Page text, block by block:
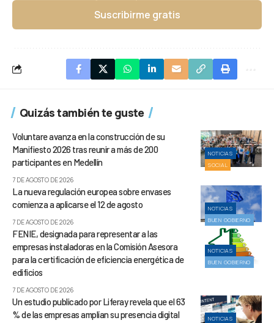
Suscribirme gratis
Quizás también te guste
NOTICIAS
SOCIAL
Voluntare avanza en la construcción de su
Manifiesto 2026 tras reunir a más de 200
participantes en Medellín
7 DE AGOSTO DE 2026
NOTICIAS
BUEN GOBIERNO
La nueva regulación europea sobre envases
comienza a aplicarse el 12 de agosto
7 DE AGOSTO DE 2026
NOTICIAS
BUEN GOBIERNO
FENIE, designada para representar a las
empresas instaladoras en la Comisión Asesora
para la certificación de eficiencia energética de
edificios
7 DE AGOSTO DE 2026
NOTICIAS
Un estudio publicado por Liferay revela que el 63
% de las empresas amplían su presencia digital